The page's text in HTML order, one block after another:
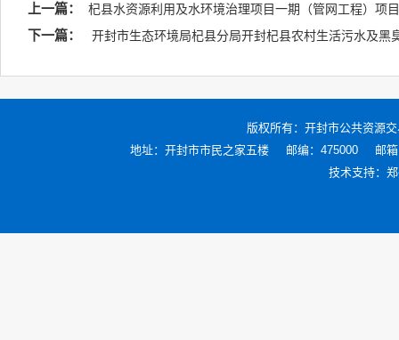
上一篇： 杞县水资源利用及水环境治理项目一期（管网工程）项
下一篇： 开封市生态环境局杞县分局开封杞县农村生活污水及黑
版权所有： 开封市公共资源
地址：开封市市民之家五楼
邮编：475000
邮
技术支持：